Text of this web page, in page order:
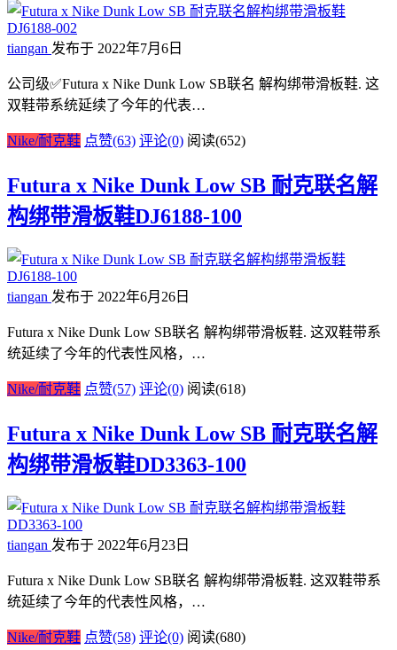
tiangan 发布于 2022年7月6日
公司级✅Futura x Nike Dunk Low SB联名 解构绑带滑板鞋. 这
双鞋带系统延续了今年的代表…
Nike/耐克鞋 点赞(63) 评论(0) 阅读(652)
Futura x Nike Dunk Low SB 耐克联名解
构绑带滑板鞋DJ6188-100
tiangan 发布于 2022年6月26日
Futura x Nike Dunk Low SB联名 解构绑带滑板鞋. 这双鞋带系
统延续了今年的代表性风格，…
Nike/耐克鞋 点赞(57) 评论(0) 阅读(618)
Futura x Nike Dunk Low SB 耐克联名解
构绑带滑板鞋DD3363-100
tiangan 发布于 2022年6月23日
Futura x Nike Dunk Low SB联名 解构绑带滑板鞋. 这双鞋带系
统延续了今年的代表性风格，…
Nike/耐克鞋 点赞(58) 评论(0) 阅读(680)